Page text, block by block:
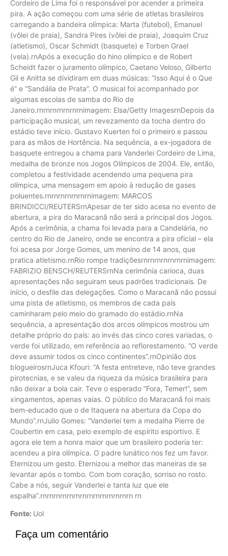
Cordeiro de Lima foi o responsável por acender a primeira
pira. A ação começou com uma série de atletas brasileiros
carregando a bandeira olímpica: Marta (futebol), Emanuel
(vôlei de praia), Sandra Pires (vôlei de praia), Joaquim Cruz
(atletismo), Oscar Schmidt (basquete) e Torben Grael
(vela).rnApós a execução do hino olímpico e de Robert
Scheidt fazer o juramento olímpico, Caetano Veloso, Gilberto
Gil e Anitta se dividiram em duas músicas: “Isso Aqui é o Que
é” e “Sandália de Prata”. O musical foi acompanhado por
algumas escolas de samba do Rio de
Janeiro.rnrnrnrnrnrnrnimagem: Elsa/Getty ImagesrnDepois da
participação musical, um revezamento da tocha dentro do
estádio teve início. Gustavo Kuerten foi o primeiro e passou
para as mãos de Hortência. Na sequência, a ex-jogadora de
basquete entregou a chama para Vanderlei Cordeiro de Lima,
medalha de bronze nos Jogos Olímpicos de 2004. Ele, então,
completou a festividade acendendo uma pequena pira
olímpica, uma mensagem em apoio à redução de gases
poluentes.rnrnrnrnrnrnrnimagem: MARCOS
BRINDICCI/REUTERSrnApesar de ter sido acesa no evento de
abertura, a pira do Maracanã não será a principal dos Jogos.
Após a cerimônia, a chama foi levada para a Candelária, no
centro do Rio de Janeiro, onde se encontra a pira oficial – ela
foi acesa por Jorge Gomes, um menino de 14 anos, que
pratica atletismo.rnRio rompe tradiçõesrnrnrnrnrnrnrnimagem:
FABRIZIO BENSCH/REUTERSrnNa cerimônia carioca, duas
apresentações não seguiram seus padrões tradicionais. De
início, o desfile das delegações. Como o Maracanã não possui
uma pista de atletismo, os membros de cada país
caminharam pelo meio do gramado do estádio.rnNa
sequência, a apresentação dos arcos olímpicos mostrou um
detalhe próprio do país: ao invés das cinco cores variadas, o
verde foi utilizado, em referência ao reflorestamento. “O verde
deve assumir todos os cinco continentes”.rnOpinião dos
blogueirosrnJuca Kfouri: “A festa entreteve, não teve grandes
pirotecnias, e se valeu da riqueza da música brasileira para
não deixar a bola cair. Teve o esperado “Fora, Temer!”, sem
xingamentos, apenas vaias. O público do Maracanã foi mais
bem-educado que o de Itaquera na abertura da Copa do
Mundo”.rnJulio Gomes: “Vanderlei tem a medalha Pierre de
Coubertin em casa, pelo exemplo de espírito esportivo. E
agora ele tem a honra maior que um brasileiro poderia ter:
acendeu a pira olímpica. O padre lunático nos fez um favor.
Eternizou um gesto. Eternizou a melhor das maneiras de se
levantar após o tombo. Com bom coração, sorriso no rosto.
Cabe a nós, seguir Vanderlei e tanta luz que ele
espalha”.rnrnrnrnrnrnrnrnrnrnrnrnrnrn rn
Fonte: Uol
Faça um comentário